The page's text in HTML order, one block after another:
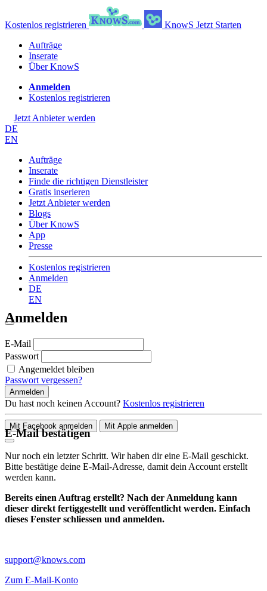
Kostenlos registrieren KnowS Jetzt Starten
Aufträge
Inserate
Über KnowS
Anmelden
Kostenlos registrieren
Jetzt Anbieter werden
DE
EN
Aufträge
Inserate
Finde die richtigen Dienstleister
Gratis inserieren
Jetzt Anbieter werden
Blogs
Über KnowS
App
Presse
Kostenlos registrieren
Anmelden
DE
EN
Anmelden
E-Mail
Passwort
Angemeldet bleiben
Passwort vergessen?
Anmelden
Du hast noch keinen Account? Kostenlos registrieren
Mit Facebook anmelden Mit Apple anmelden
E-Mail bestätigen
Nur noch ein letzter Schritt. Wir haben dir eine E-Mail geschickt.
Bitte bestätige deine E-Mail-Adresse, damit dein Account erstellt
werden kann.
Bereits einen Auftrag erstellt? Nach der Anmeldung kann
dieser direkt fertiggestellt und veröffentlicht werden. Einfach
dieses Fenster schliessen und anmelden.
support@knows.com
Zum E-Mail-Konto